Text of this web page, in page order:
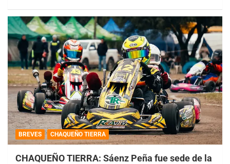
BREVES CHAQUEÑO TIERRA
CHAQUEÑO TIERRA: Sáenz Peña fue sede de la